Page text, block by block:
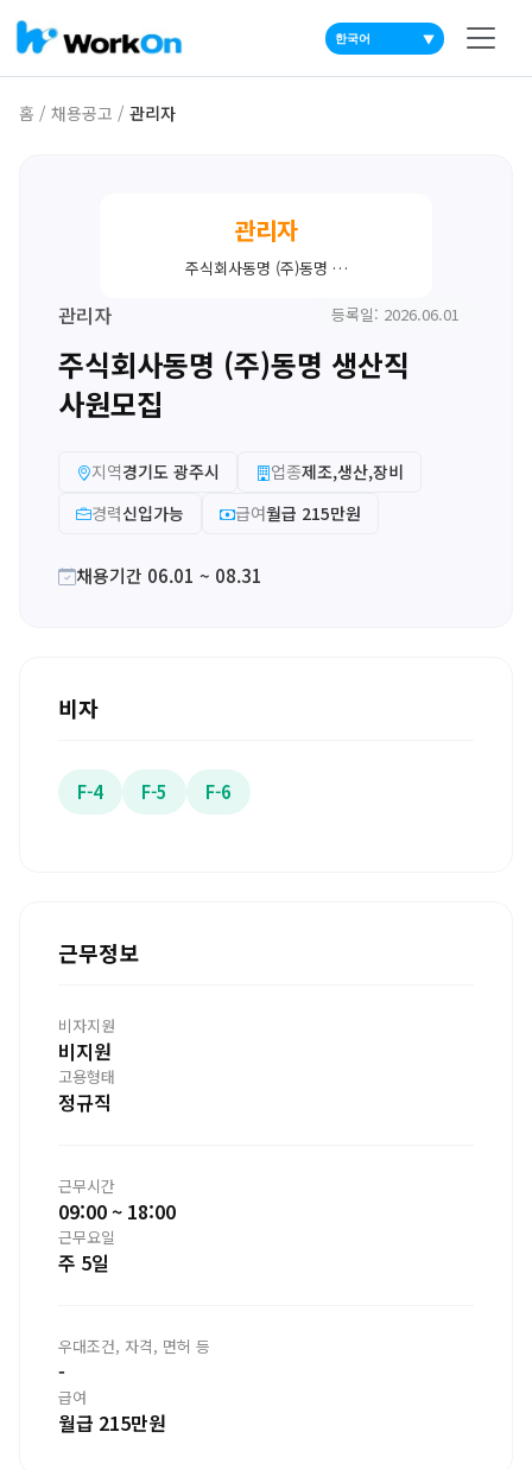
▼
홈 / 채용공고 / 관리자
관리자
주식회사동명 (주)동명 …
관리자 등록일: 2026.06.01
주식회사동명 (주)동명 생산직
사원모집
지역경기도 광주시 업종제조,생산,장비
경력신입가능 급여월급 215만원
채용기간 06.01 ~ 08.31
비자
F-4 F-5 F-6
근무정보
비자지원
비지원
고용형태
정규직
근무시간
09:00 ~ 18:00
근무요일
주 5일
우대조건, 자격, 면허 등
-
급여
월급 215만원